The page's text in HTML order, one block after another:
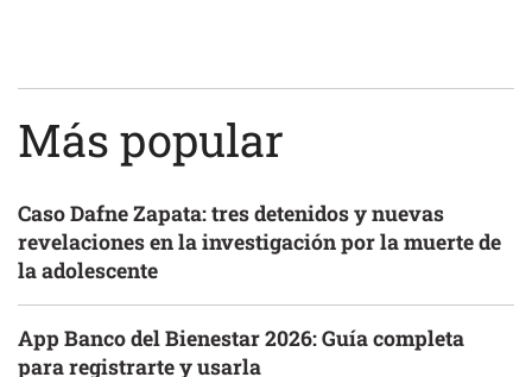
Más popular
Caso Dafne Zapata: tres detenidos y nuevas
revelaciones en la investigación por la muerte de
la adolescente
App Banco del Bienestar 2026: Guía completa
para registrarte y usarla